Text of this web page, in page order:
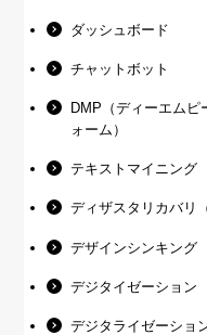
ダッシュボード
チャットボット
DMP（ディーエムピ
ォーム）
テキストマイニング
ディザスタリカバリ
デザインシンキング
デジタイゼーション
デジタライゼーショ